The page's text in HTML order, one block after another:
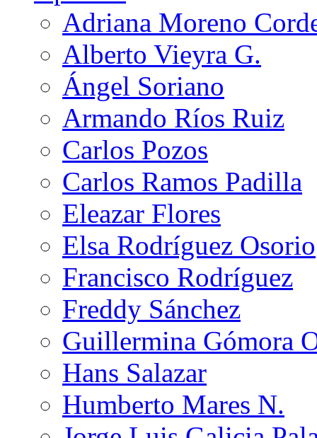
Adriana Moreno
Alberto Vieyra G.
Ángel Soriano
Armando Ríos Ruiz
Carlos Pozos
Carlos Ramos Padilla
Eleazar Flores
Elsa Rodríguez Osorio
Francisco Rodríguez
Freddy Sánchez
Guillermina Gómora
Hans Salazar
Humberto Mares N.